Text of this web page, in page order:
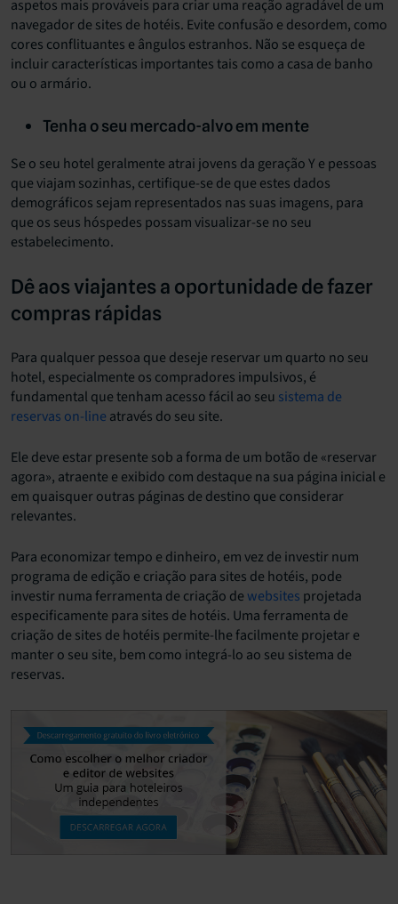
aspetos mais prováveis para criar uma reação agradável de um
navegador de sites de hotéis. Evite confusão e desordem, como
cores conflituantes e ângulos estranhos. Não se esqueça de
incluir características importantes tais como a casa de banho
ou o armário.
Tenha o seu mercado-alvo em mente
Se o seu hotel geralmente atrai jovens da geração Y e pessoas
que viajam sozinhas, certifique-se de que estes dados
demográficos sejam representados nas suas imagens, para
que os seus hóspedes possam visualizar-se no seu
estabelecimento.
Dê aos viajantes a oportunidade de fazer
compras rápidas
Para qualquer pessoa que deseje reservar um quarto no seu
hotel, especialmente os compradores impulsivos, é
fundamental que tenham acesso fácil ao seu sistema de
reservas on-line através do seu site.
Ele deve estar presente sob a forma de um botão de «reservar
agora», atraente e exibido com destaque na sua página inicial e
em quaisquer outras páginas de destino que considerar
relevantes.
Para economizar tempo e dinheiro, em vez de investir num
programa de edição e criação para sites de hotéis, pode
investir numa ferramenta de criação dewebsites projetada
especificamente para sites de hotéis. Uma ferramenta de
criação de sites de hotéis permite-lhe facilmente projetar e
manter o seu site, bem como integrá-lo ao seu sistema de
reservas.